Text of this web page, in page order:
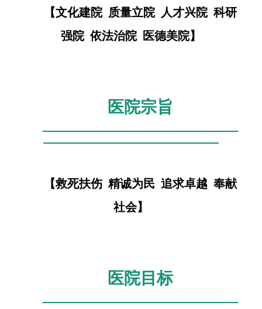
【文化建院 质量立院 人才兴院 科研
强院 依法治院 医德美院】
医院宗旨
【救死扶伤 精诚为民 追求卓越 奉献
社会】
医院目标